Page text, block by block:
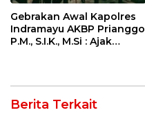
Gebrakan Awal Kapolres
Indramayu AKBP Prianggo
P.M., S.I.K., M.Si : Ajak
Berita Terkait